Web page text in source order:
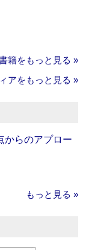
籍をもっと見る »
アをもっと見る »
からのアプロー
もっと見る »